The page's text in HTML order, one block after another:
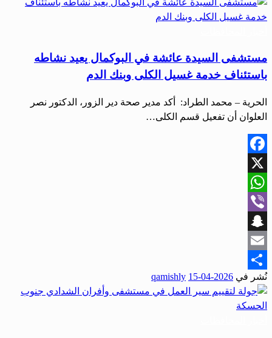
مستشفى السيدة عائشة في البوكمال يعيد نشاطه
باستئناف خدمة غسيل الكلى وبنك الدم
الحرية – محمد الطراد: أكد مدير صحة دير الزور، الدكتور نصر
العلوان أن تفعيل قسم الكلى…
Facebook
X
WhatsApp
Viber
Snapchat
Email
Share
نُشر في 2026-04-15
qamishly